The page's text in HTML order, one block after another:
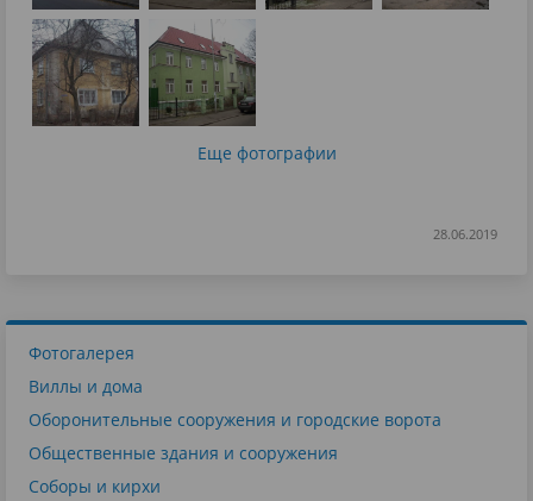
Еще фотографии
28.06.2019
Фотогалерея
Виллы и дома
Оборонительные сооружения и городские ворота
Общественные здания и сооружения
Соборы и кирхи